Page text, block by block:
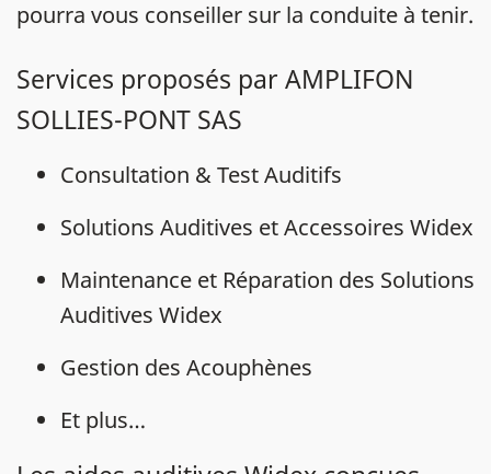
pourra vous conseiller sur la conduite à tenir.
Services proposés par AMPLIFON
SOLLIES-PONT SAS
Consultation & Test Auditifs
Solutions Auditives et Accessoires Widex
Maintenance et Réparation des Solutions
Auditives Widex
Gestion des Acouphènes
Et plus…